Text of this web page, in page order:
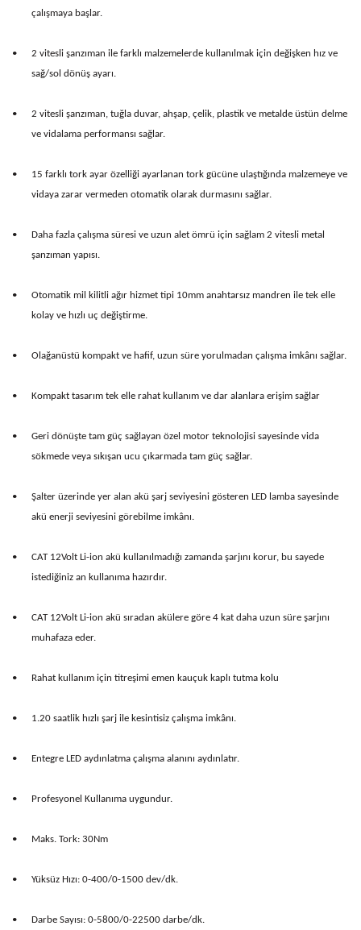
çalışmaya başlar.
•
2 vitesli şanzıman ile farklı malzemelerde kullanılmak için değişken hız ve
sağ/sol dönüş ayarı.
•
2 vitesli şanzıman, tuğla duvar, ahşap, çelik, plastik ve metalde üstün delme
ve vidalama performansı sağlar.
•
15 farklı tork ayar özelliği ayarlanan tork gücüne ulaştığında malzemeye ve
vidaya zarar vermeden otomatik olarak durmasını sağlar.
•
Daha fazla çalışma süresi ve uzun alet ömrü için sağlam 2 vitesli metal
şanzıman yapısı.
•
Otomatik mil kilitli ağır hizmet tipi 10mm anahtarsız mandren ile tek elle
kolay ve hızlı uç değiştirme.
• Olağanüstü kompakt ve hafif, uzun süre yorulmadan çalışma imkânı sağlar.
• Kompakt tasarım tek elle rahat kullanım ve dar alanlara erişim sağlar
•
Geri dönüşte tam güç sağlayan özel motor teknolojisi sayesinde vida
sökmede veya sıkışan ucu çıkarmada tam güç sağlar.
•
Şalter üzerinde yer alan akü şarj seviyesini gösteren LED lamba sayesinde
akü enerji seviyesini görebilme imkânı.
•
CAT 12Volt Li-ion akü kullanılmadığı zamanda şarjını korur, bu sayede
istediğiniz an kullanıma hazırdır.
•
CAT 12Volt Li-ion akü sıradan akülere göre 4 kat daha uzun süre şarjını
muhafaza eder.
• Rahat kullanım için titreşimi emen kauçuk kaplı tutma kolu
• 1.20 saatlik hızlı şarj ile kesintisiz çalışma imkânı.
• Entegre LED aydınlatma çalışma alanını aydınlatır.
• Profesyonel Kullanıma uygundur.
• Maks. Tork: 30Nm
• Yüksüz Hızı: 0-400/0-1500 dev/dk.
• Darbe Sayısı: 0-5800/0-22500 darbe/dk.